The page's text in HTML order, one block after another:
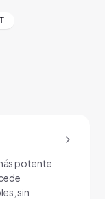
potente
sin